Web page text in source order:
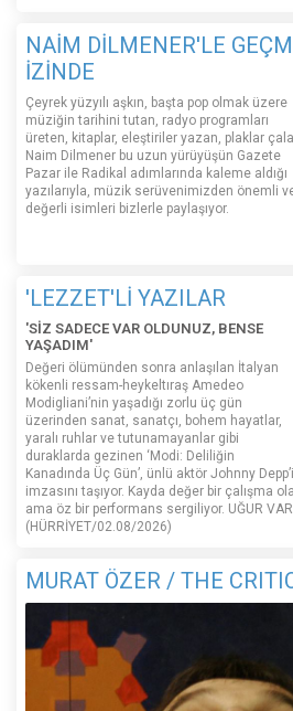
NAİM DİLMENER'LE
İZİNDE
Çeyrek yüzyılı aşkın, başta pop olmak üzere
müziğin tarihini tutan, radyo programları
üreten, kitaplar, eleştiriler yazan, plaklar
Naim Dilmener bu uzun yürüyüşün Gazete
Pazar ile Radikal adımlarında kaleme aldığı
yazılarıyla, müzik serüvenimizden önemli
değerli isimleri bizlerle paylaşıyor.
'LEZZET'Lİ YAZILAR
'SİZ SADECE VAR OLDUNUZ, BENSE
YAŞADIM'
Değeri ölümünden sonra anlaşılan İtalyan
kökenli ressam-heykeltıraş Amedeo
Modigliani’nin yaşadığı zorlu üç gün
üzerinden sanat, sanatçı, bohem hayatlar,
yaralı ruhlar ve tutunamayanlar gibi
duraklarda gezinen ‘Modi: Deliliğin
Kanadında Üç Gün’, ünlü aktör Johnny
imzasını taşıyor. Kayda değer bir çalışma
ama öz bir performans sergiliyor. UĞUR
(HÜRRİYET/02.08/2026)
MURAT ÖZER / THE